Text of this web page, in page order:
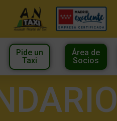
Pide un
Taxi
Área de
Socios